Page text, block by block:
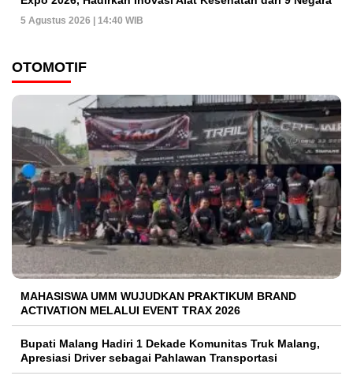
5 Agustus 2026 | 14:40 WIB
OTOMOTIF
MAHASISWA UMM WUJUDKAN PRAKTIKUM BRAND
ACTIVATION MELALUI EVENT TRAX 2026
Bupati Malang Hadiri 1 Dekade Komunitas Truk Malang,
Apresiasi Driver sebagai Pahlawan Transportasi